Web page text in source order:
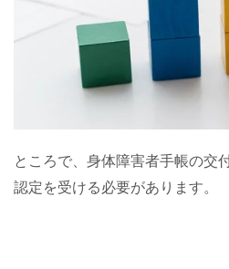
ところで、身体障害者手帳の交
認定を受ける必要があります。